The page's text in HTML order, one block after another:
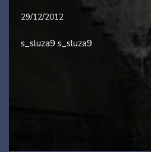
29/12/2012
s_sluza9 s_sluza9